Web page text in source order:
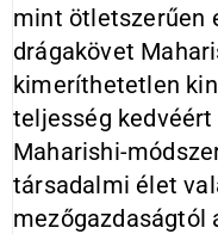
mint ötletszerűen
drágakövet
kimeríthetetlen
teljesség kedvéért
Maharishi-
társadalmi élet
mezőgazdaságtól